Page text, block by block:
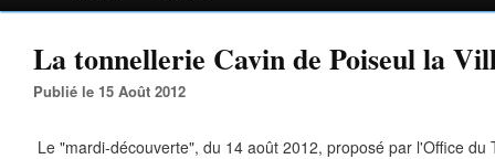
La tonnellerie Cavin de Poiseul la
Publié le 15 Août 2012
Le "mardi-découverte", du 14 août 2012, proposé par l'Office du